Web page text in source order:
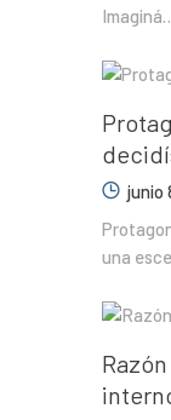
Imaginá…
junio
una